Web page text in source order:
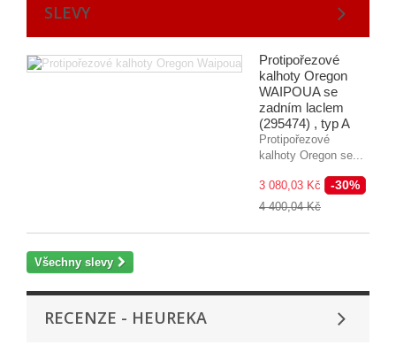
SLEVY
Protipořezové
kalhoty Oregon
WAIPOUA se
zadním laclem
(295474) , typ A
Protipořezové
kalhoty Oregon se...
3 080,03 Kč -30%
4 400,04 Kč
Všechny slevy
RECENZE - HEUREKA